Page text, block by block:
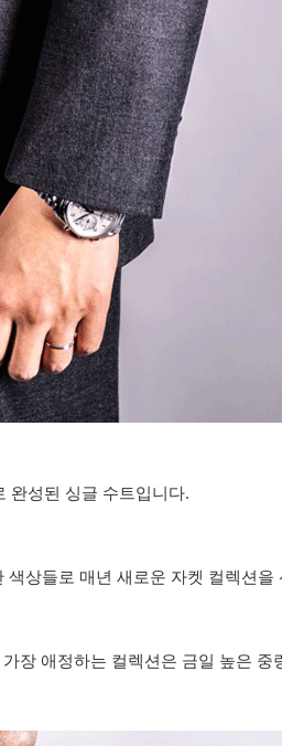
완성된 싱글 수트입니다.
상들로 매년 새로운 자켓 컬렉션을
애정하는 컬렉션은 금일 높은